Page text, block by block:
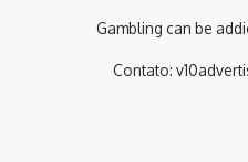
Gambling can be
Contato: